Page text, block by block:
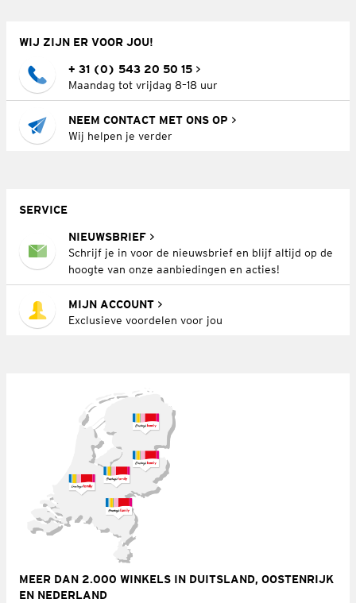
WIJ ZIJN ER VOOR JOU!
+ 31 (0) 543 20 50 15
Maandag tot vrijdag 8–18 uur
NEEM CONTACT MET ONS OP
Wij helpen je verder
SERVICE
NIEUWSBRIEF
Schrijf je in voor de nieuwsbrief en blijf altijd op de
hoogte van onze aanbiedingen en acties!
MIJN ACCOUNT
Exclusieve voordelen voor jou
MEER DAN 2.000 WINKELS IN DUITSLAND, OOSTENRIJK
EN NEDERLAND